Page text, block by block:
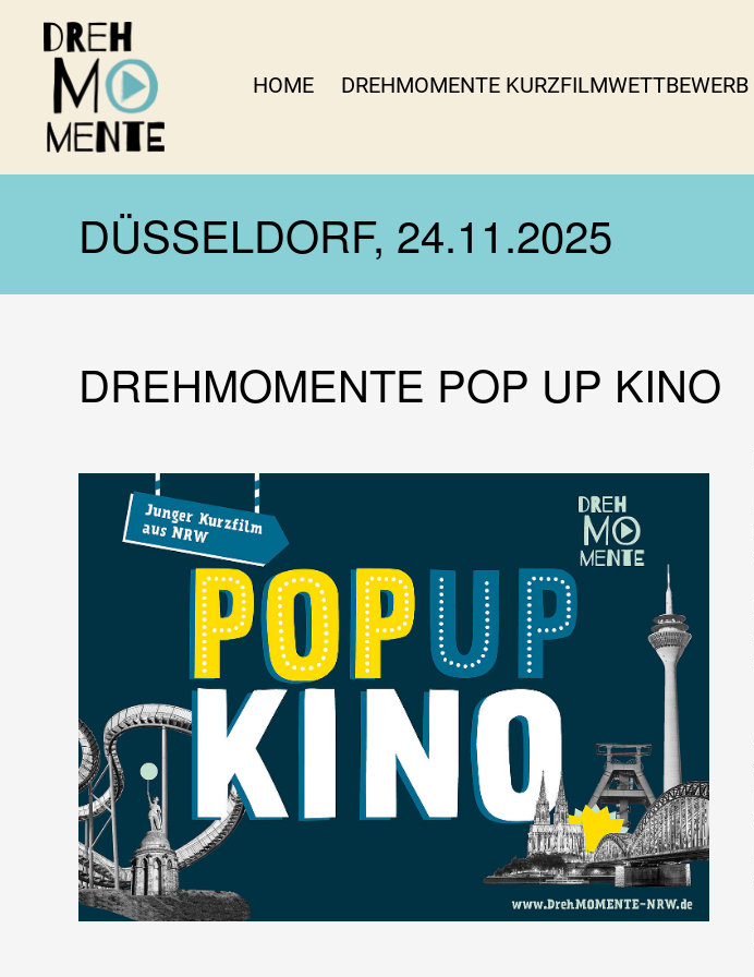
HOME DREHMOMENTE KURZFILMWETTBEWERB
DÜSSELDORF, 24.11.2025
DREHMOMENTE POP UP KINO